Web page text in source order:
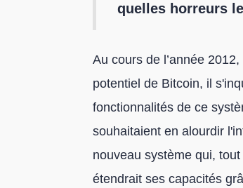
quelles horreurs
Au cours de l’année
potentiel de Bitcoin, il
fonctionnalités de ce
souhaitaient en alourdir
nouveau système qui,
étendrait ses capacités